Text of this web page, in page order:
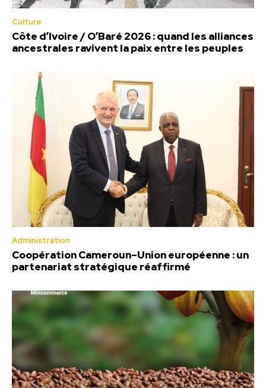
Culture
Côte d’Ivoire / O’Baré 2026 : quand les alliances
ancestrales ravivent la paix entre les peuples
Administration
Coopération Cameroun–Union européenne : un
partenariat stratégique réaffirmé